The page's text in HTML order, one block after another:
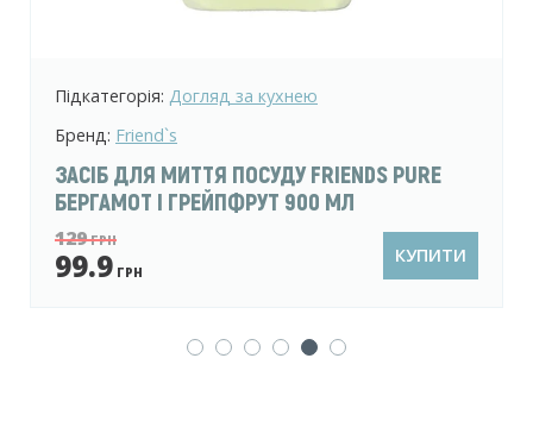
Підкатегорія: Догляд за ванною
Бренд: Sila
ЗАСІБ ДЛЯ ВАННОЇ КІМНАТИ SILA
PROFESSIONAL 500 Г
79.9ГРН
69.9 ГРН
КУПИТИ